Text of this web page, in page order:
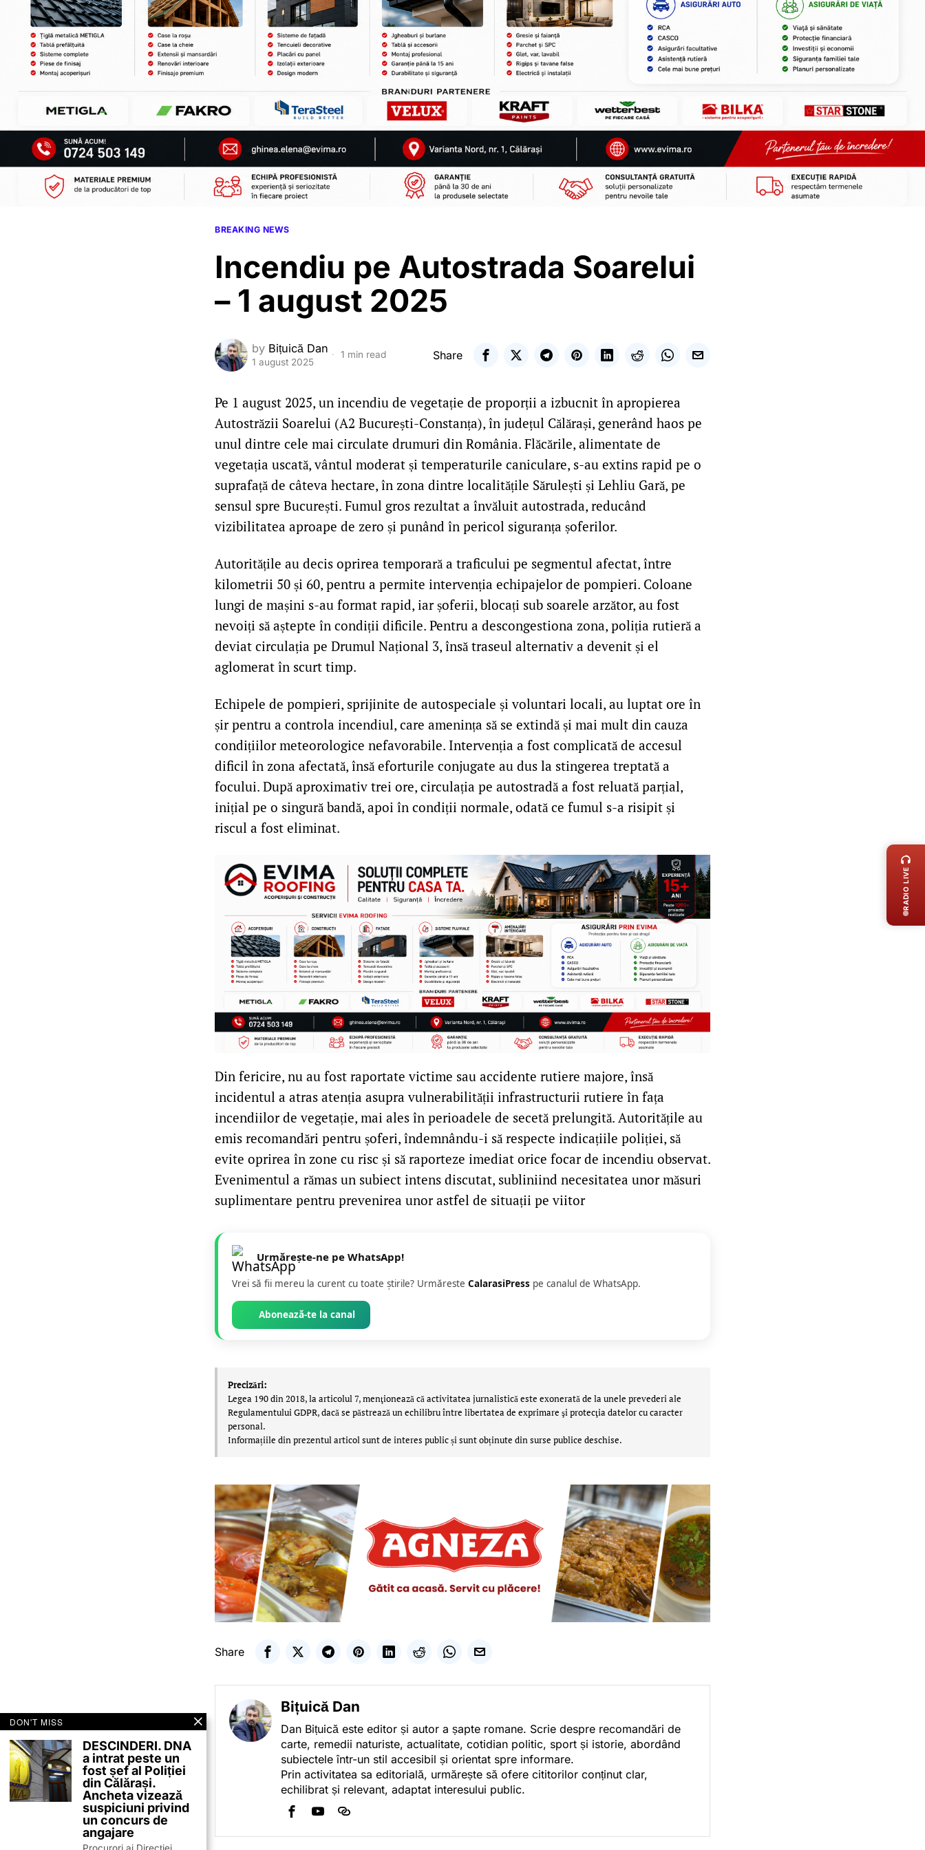
BREAKING NEWS
Incendiu pe Autostrada Soarelui
– 1 august 2025
by Bițuică Dan
1 august 2025
1 min read Share
Pe 1 august 2025, un incendiu de vegetație de proporții a izbucnit în apropierea
Autostrăzii Soarelui (A2 București-Constanța), în județul Călărași, generând haos pe
unul dintre cele mai circulate drumuri din România. Flăcările, alimentate de
vegetația uscată, vântul moderat și temperaturile caniculare, s-au extins rapid pe o
suprafață de câteva hectare, în zona dintre localitățile Sărulești și Lehliu Gară, pe
sensul spre București. Fumul gros rezultat a învăluit autostrada, reducând
vizibilitatea aproape de zero și punând în pericol siguranța șoferilor.
Autoritățile au decis oprirea temporară a traficului pe segmentul afectat, între
kilometrii 50 și 60, pentru a permite intervenția echipajelor de pompieri. Coloane
lungi de mașini s-au format rapid, iar șoferii, blocați sub soarele arzător, au fost
nevoiți să aștepte în condiții dificile. Pentru a descongestiona zona, poliția rutieră a
deviat circulația pe Drumul Național 3, însă traseul alternativ a devenit și el
aglomerat în scurt timp.
Echipele de pompieri, sprijinite de autospeciale și voluntari locali, au luptat ore în
șir pentru a controla incendiul, care amenința să se extindă și mai mult din cauza
condițiilor meteorologice nefavorabile. Intervenția a fost complicată de accesul
dificil în zona afectată, însă eforturile conjugate au dus la stingerea treptată a
focului. După aproximativ trei ore, circulația pe autostradă a fost reluată parțial,
inițial pe o singură bandă, apoi în condiții normale, odată ce fumul s-a risipit și
riscul a fost eliminat.
Din fericire, nu au fost raportate victime sau accidente rutiere majore, însă
incidentul a atras atenția asupra vulnerabilității infrastructurii rutiere în fața
incendiilor de vegetație, mai ales în perioadele de secetă prelungită. Autoritățile au
emis recomandări pentru șoferi, îndemnându-i să respecte indicațiile poliției, să
evite oprirea în zone cu risc și să raporteze imediat orice focar de incendiu observat.
Evenimentul a rămas un subiect intens discutat, subliniind necesitatea unor măsuri
suplimentare pentru prevenirea unor astfel de situații pe viitor
Urmărește-ne pe WhatsApp!
Vrei să fii mereu la curent cu toate știrile? Urmăreste CalarasiPress pe canalul de WhatsApp.
Abonează-te la canal
Precizări:
Legea 190 din 2018, la articolul 7, menţionează că activitatea jurnalistică este exonerată de la unele prevederi ale
Regulamentului GDPR, dacă se păstrează un echilibru între libertatea de exprimare şi protecţia datelor cu caracter
personal.
Informațiile din prezentul articol sunt de interes public și sunt obținute din surse publice deschise.
Share
Bițuică Dan
Dan Bițuică este editor și autor a șapte romane. Scrie despre recomandări de
carte, remedii naturiste, actualitate, cotidian politic, sport și istorie, abordând
subiectele într-un stil accesibil și orientat spre informare.
Prin activitatea sa editorială, urmărește să ofere cititorilor conținut clar,
echilibrat și relevant, adaptat interesului public.
RADIO LIVE
DON'T MISS
DESCINDERI. DNA
a intrat peste un
fost șef al Poliției
din Călărași.
Ancheta vizează
suspiciuni privind
un concurs de
angajare